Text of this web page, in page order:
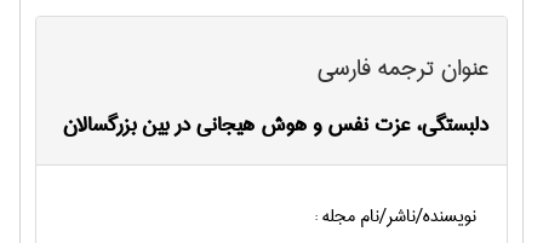
عنوان ترجمه فارسی
دلبستگی، عزت نفس و هوش هیجانی در بین بزرگسالان
نویسنده/ناشر/نام مجله :